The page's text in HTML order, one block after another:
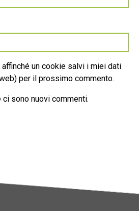
un cookie salvi i miei dati
per il prossimo commento.
ci sono nuovi commenti.